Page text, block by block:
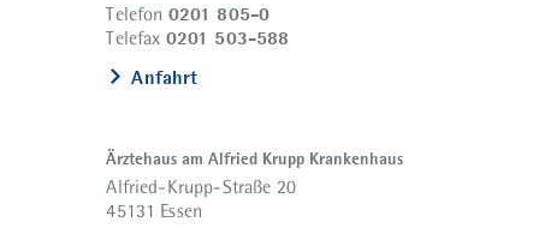
Telefon 0201 805-0
Telefax 0201 503-588
Anfahrt
Ärztehaus am Alfried Krupp Krankenhaus
Alfried-Krupp-Straße 20
45131 Essen